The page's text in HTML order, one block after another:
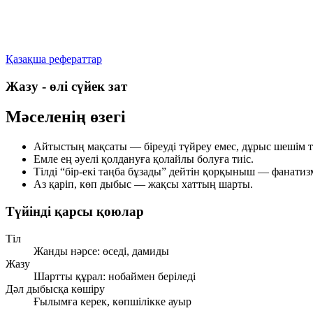
Қазақша рефераттар
Жазу - өлі сүйек зат
Мәселенің өзегі
Айтыстың мақсаты — біреуді түйреу емес, дұрыс шешім
Емле ең әуелі қолдануға қолайлы болуға тиіс.
Тілді “бір-екі таңба бұзады” дейтін қорқыныш —
Аз қаріп, көп дыбыс — жақсы хаттың шарты.
Түйінді қарсы қоюлар
Тіл
Жанды нәрсе: өседі, дамиды
Жазу
Шартты құрал: нобаймен беріледі
Дәл дыбысқа көшіру
Ғылымға керек, көпшілікке ауыр